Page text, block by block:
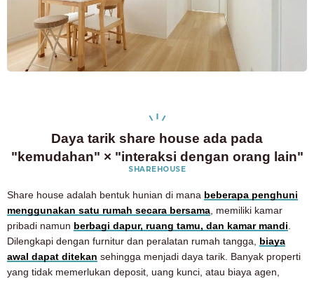
Daya tarik share house ada pada
"kemudahan" × "interaksi dengan orang lain"
SHAREHOUSE
Share house adalah bentuk hunian di mana beberapa penghuni
menggunakan satu rumah secara bersama, memiliki kamar
pribadi namun berbagi dapur, ruang tamu, dan kamar mandi.
Dilengkapi dengan furnitur dan peralatan rumah tangga, biaya
awal dapat ditekan sehingga menjadi daya tarik. Banyak properti
yang tidak memerlukan deposit, uang kunci, atau biaya agen,